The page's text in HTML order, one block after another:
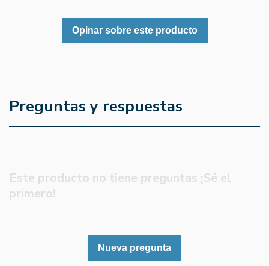
Opinar sobre este producto
Preguntas y respuestas
Este producto no tiene preguntas ¡Sé el
primero!
Nueva pregunta